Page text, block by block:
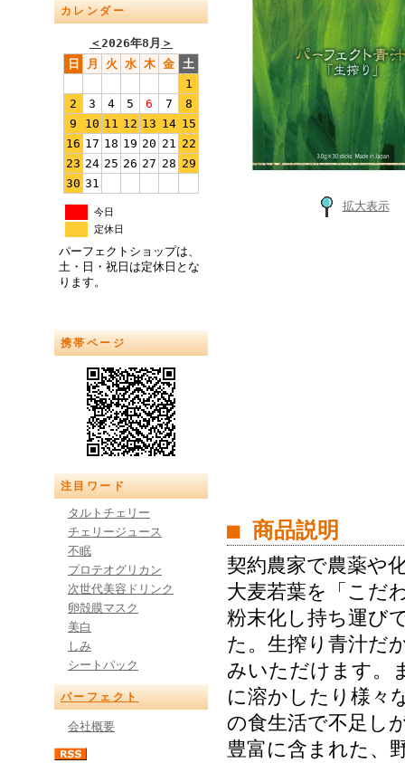
カレンダー
＜2026年8月 ＞
日
月 火 水 木 金 土
1
2
3 4 5 6 7
8
9
10 11 12 13 14 15
16 17 18 19 20 21 22
23 24 25 26 27 28 29
30 31
今日
定休日
パーフェクトショップは、
土・日・祝日は定休日とな
ります。
携帯ページ
注目ワード
タルトチェリー
チェリージュース
不眠
プロテオグリカン
次世代美容ドリンク
卵殻膜マスク
美白
しみ
シートパック
パーフェクト
会社概要
拡大表示
■ 商品説明
契約農家で農薬や
大麦若葉を「こだ
粉末化し持ち運び
た。生搾り青汁だ
みいただけます。
に溶かしたり様々
の食生活で不足し
豊富に含まれた、